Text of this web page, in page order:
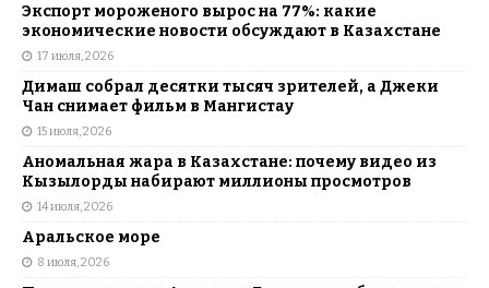
Экспорт мороженого вырос на 77%: какие
экономические новости обсуждают в Казахстане
17 июля, 2026
Димаш собрал десятки тысяч зрителей, а Джеки
Чан снимает фильм в Мангистау
15 июля, 2026
Аномальная жара в Казахстане: почему видео из
Кызылорды набирают миллионы просмотров
14 июля, 2026
Аральское море
8 июля, 2026